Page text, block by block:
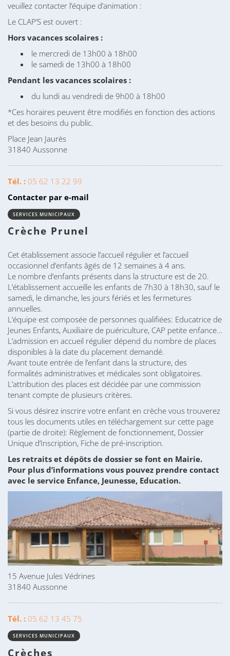
veuillez contacter l’équipe d’animation :
Le CLAP’S est ouvert :
Hors vacances scolaires :
le mercredi de 13h00 à 18h00
le samedi de 13h00 à 18h00
Pendant les vacances scolaires :
du lundi au vendredi de 9h00 à 18h00
*Ces horaires peuvent être modifiés en fonction des actions
et des besoins du public.
Place Jean Jaurès
31840 Aussonne
Tél. : 05 62 13 22 99
Contacter par e-mail
SERVICES MUNICIPAUX
Crèche Prunel
Cet établissement associe l’accueil régulier et l’accueil
occasionnel d’enfants âgés de 12 semaines à 4 ans.
Le nombre d’enfants présents dans la structure est de 20.
L’établissement accueille les enfants de 7h30 à 18h30, sauf le
samedi, le dimanche, les jours fériés et les fermetures
annuelles.
L’équipe est composée de personnes qualifiées: Educatrice de
Jeunes Enfants, Auxiliaire de puériculture, CAP petite enfance…
L’admission en accueil régulier dépend du nombre de places
disponibles à la date du placement demandé.
Avant toute entrée de l’enfant dans la structure, des
formalités administratives et médicales sont obligatoires.
L’attribution des places est décidée par une commission
tenant compte de plusieurs critères.
Si vous désirez inscrire votre enfant en crèche vous trouverez
tous les documents utiles en téléchargement sur cette page
(partie de droite): Règlement de fonctionnement, Dossier
Unique d’Inscription, Fiche de pré-inscription.
Les retraits et dépôts de dossier se font en Mairie.
Pour plus d’informations vous pouvez prendre contact
avec le service Enfance, Jeunesse, Education.
15 Avenue Jules Védrines
31840 Aussonne
Tél. : 05 62 13 45 75
SERVICES MUNICIPAUX
Crèches